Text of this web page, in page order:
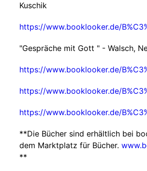
Kuschik
https://www.booklooker.de/
"Gespräche mit Gott " - Walsch,
https://www.booklooker.de/
https://www.booklooker.de/
https://www.booklooker.de/
**Die Bücher sind erhältlich bei
dem Marktplatz für Bücher.
**